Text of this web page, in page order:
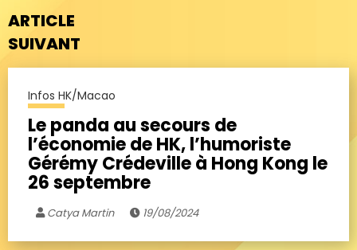
ARTICLE
SUIVANT
Infos HK/Macao
Le panda au secours de
l’économie de HK, l’humoriste
Gérémy Crédeville à Hong Kong le
26 septembre
Catya Martin 19/08/2024